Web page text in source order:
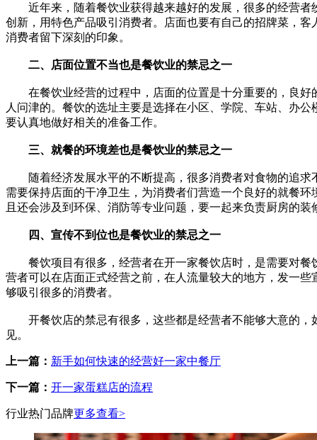
近年来，随着餐饮业获得越来越好的发展，很多的经营
创新，用特色产品吸引消费者。店面也要有自己的招牌菜，
消费者留下深刻的印象。
二、店面位置不当也是餐饮业的禁忌之一
在餐饮业经营的过程中，店面的位置是十分重要的，良好
人问津的。餐饮的选址主要是选择在小区、学院、车站、办
要认真地做好相关的准备工作。
三、就餐的环境差也是餐饮业的禁忌之一
随着经济发展水平的不断提高，很多消费者对食物的追求
需要保持店面的干净卫生，为消费者们营造一个良好的就餐
且还会涉及到环保、消防等专业问题，要一起来负责厨房的装
四、宣传不到位也是餐饮业的禁忌之一
餐饮项目有很多，经营者在开一家餐饮店时，是需要对餐
营者可以在店面正式经营之前，在人流量较大的地方，发一
够吸引很多的消费者。
开餐饮店的禁忌有很多，这些都是经营者不能够大意的，
见。
上一篇： 新手如何快速的经营好一家中餐厅
下一篇： 开一家蛋糕店的流程
行业热门品牌更多查看>